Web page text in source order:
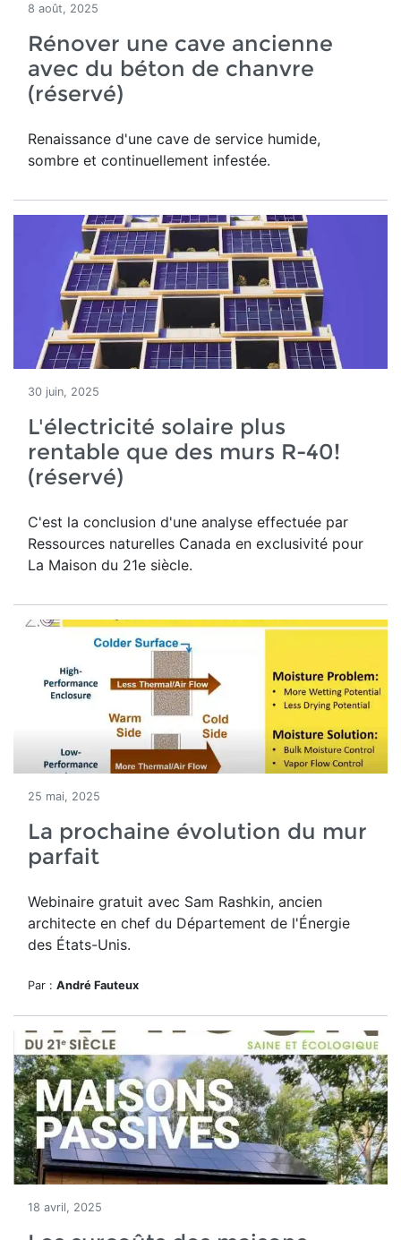
8 août, 2025
Rénover une cave ancienne
avec du béton de chanvre
(réservé)
Renaissance d'une cave de service humide,
sombre et continuellement infestée.
30 juin, 2025
L'électricité solaire plus
rentable que des murs R-40!
(réservé)
C'est la conclusion d'une analyse effectuée par
Ressources naturelles Canada en exclusivité pour
La Maison du 21e siècle.
25 mai, 2025
La prochaine évolution du mur
parfait
Webinaire gratuit avec Sam Rashkin, ancien
architecte en chef du Département de l'Énergie
des États-Unis.
Par : André Fauteux
18 avril, 2025